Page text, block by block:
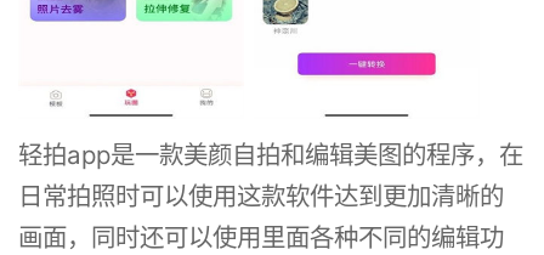
轻拍app是一款美颜自拍和编辑美图的程序，在
日常拍照时可以使用这款软件达到更加清晰的
画面，同时还可以使用里面各种不同的编辑功